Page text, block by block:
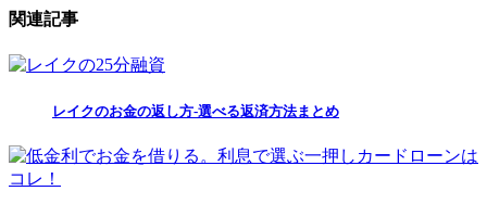
関連記事
レイクのお金の返し方-選べる返済方法まとめ